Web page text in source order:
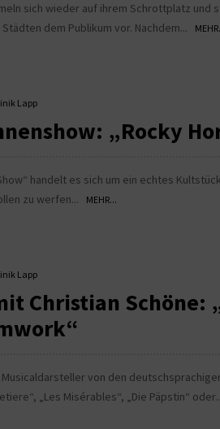
sich wieder auf ihrem Schrottplatz und
dem Publikum vor. Nachdem...
Lapp
„Rocky
handelt es sich um ein echtes
zu werfen...
MEHR...
Lapp
Christian Schöne:
von den
„Les Misérables“, „Die Päpstin“